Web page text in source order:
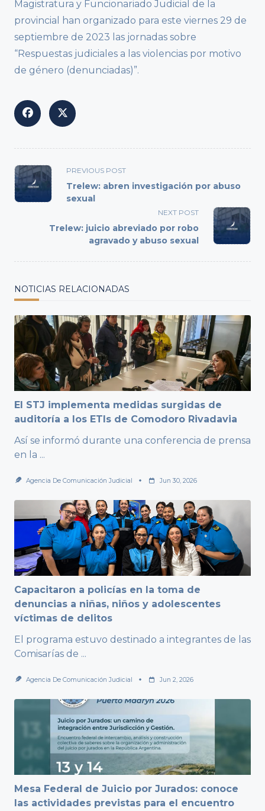
Magistratura y Funcionariado Judicial de la
provincial han organizado para este viernes 29 de
septiembre de 2023 las jornadas sobre
“Respuestas judiciales a las violencias por motivo
de género (denunciadas)”.
<span
class="nav-
subtitle
text">Page</span>
PREVIOUS POST
Trelew: abren investigación por abuso
sexual
NEXT POST
Trelew: juicio abreviado por robo
agravado y abuso sexual
NOTICIAS RELACIONADAS
El STJ implementa medidas surgidas de
auditoría a los ETIs de Comodoro Rivadavia
Así se informó durante una conferencia de prensa
en la ...
Agencia De Comunicación Judicial Jun 30, 2026
Capacitaron a policías en la toma de
denuncias a niñas, niños y adolescentes
víctimas de delitos
El programa estuvo destinado a integrantes de las
Comisarías de ...
Agencia De Comunicación Judicial Jun 2, 2026
Mesa Federal de Juicio por Jurados: conoce
las actividades previstas para el encuentro